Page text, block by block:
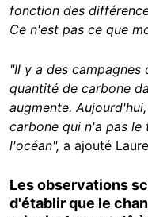
fonction des
Ce n'est pas ce que
"Il y a des campagnes
quantité de carbone
augmente.
carbone qui n'a pas
l'océan", a ajouté
Les observations
d'établir que le